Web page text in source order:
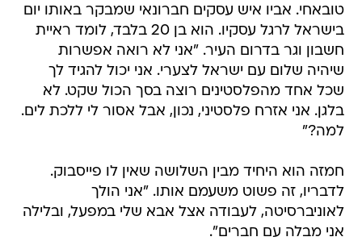
טובאחי. אביו איש עסקים חברונאי שמבקר באותו יום
בישראל לרגל עסקיו. הוא בן 20 בלבד, לומד ראיית
חשבון וגר בדרום העיר. "אני לא רואה אפשרות
שיהיה שלום עם ישראל לצערי. אני יכול להגיד לך
שכל אחד מהפלסטינים רוצה בסך הכול שקט. לא
בלגן. אני אזרח פלסטיני, נכון, אבל אסור לי ללכת לים.
למה?"
חמזה הוא היחיד מבין השלושה שאין לו פייסבוק.
לדבריו, זה פשוט משעמם אותו. "אני הולך
לאוניברסיטה, לעבודה אצל אבא שלי במפעל, ובלילה
אני מבלה עם חברים".